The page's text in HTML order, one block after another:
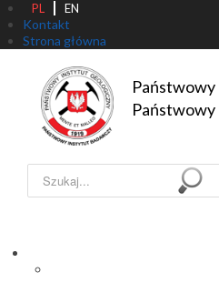
PL EN
Kontakt
Strona główna
Państwowy
Państwowy
Szukaj...